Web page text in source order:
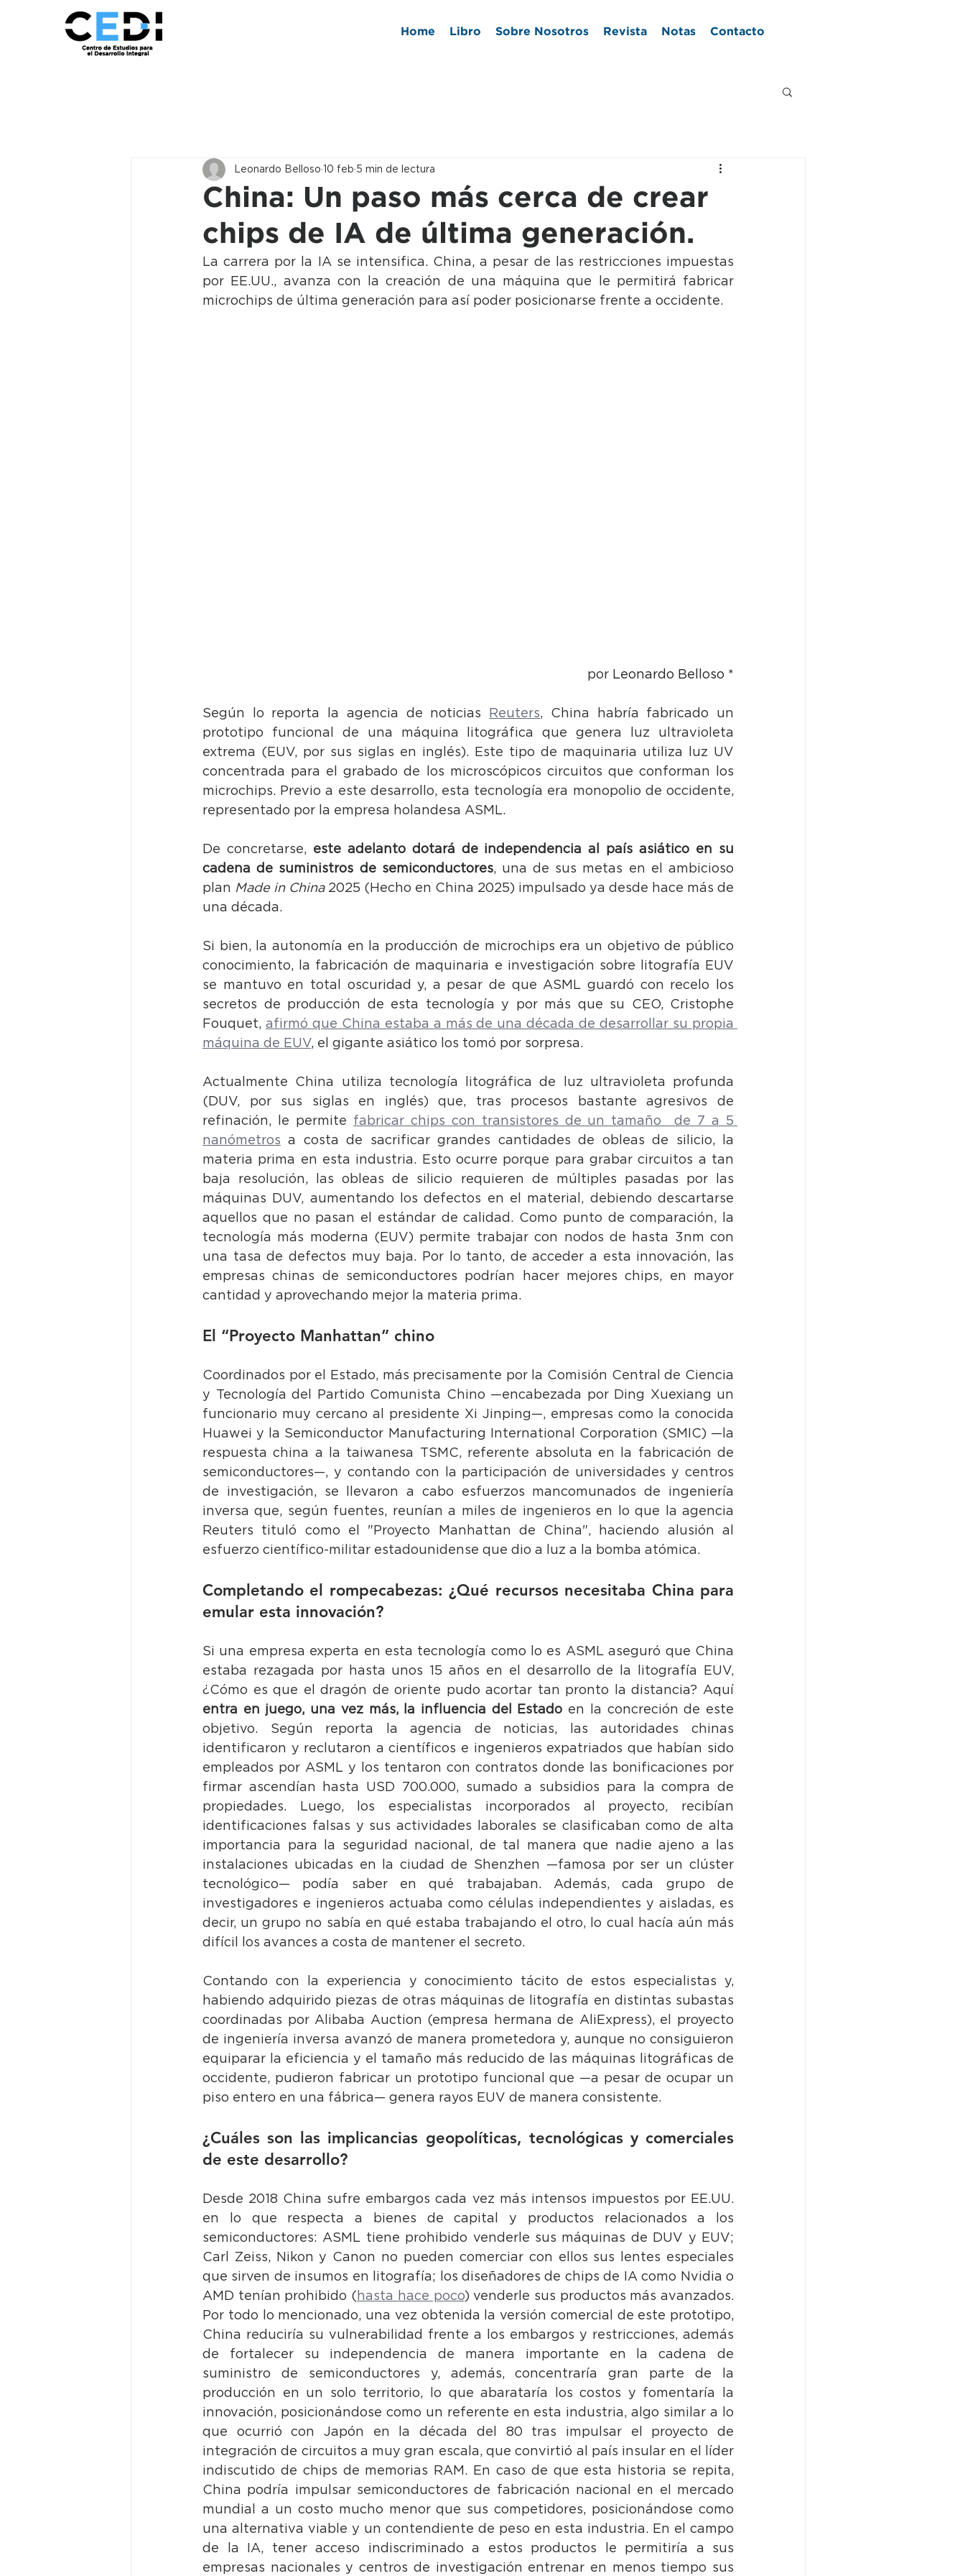
Home Libro Sobre Nosotros Revista Notas Contacto
China: Un paso más cerca de crear
chips de IA de última generación.
Leonardo Belloso 10 feb 5 min de lectura
La carrera por la IA se intensifica. China, a pesar de las restricciones impuestas
por EE.UU., avanza con la creación de una máquina que le permitirá fabricar
microchips de última generación para así poder posicionarse frente a occidente.
por Leonardo Belloso *
Según lo reporta la agencia de noticias Reuters, China habría fabricado un
prototipo funcional de una máquina litográfica que genera luz ultravioleta
extrema (EUV, por sus siglas en inglés). Este tipo de maquinaria utiliza luz UV
concentrada para el grabado de los microscópicos circuitos que conforman los
microchips. Previo a este desarrollo, esta tecnología era monopolio de occidente,
representado por la empresa holandesa ASML.
De concretarse, este adelanto dotará de independencia al país asiático en su
cadena de suministros de semiconductores, una de sus metas en el ambicioso
plan Made in China 2025 (Hecho en China 2025) impulsado ya desde hace más de
una década.
Si bien, la autonomía en la producción de microchips era un objetivo de público
conocimiento, la fabricación de maquinaria e investigación sobre litografía EUV
se mantuvo en total oscuridad y, a pesar de que ASML guardó con recelo los
secretos de producción de esta tecnología y por más que su CEO, Cristophe
Fouquet, afirmó que China estaba a más de una década de desarrollar su propia
máquina de EUV, el gigante asiático los tomó por sorpresa.
Actualmente China utiliza tecnología litográfica de luz ultravioleta profunda
(DUV, por sus siglas en inglés) que, tras procesos bastante agresivos de
refinación, le permite fabricar chips con transistores de un tamaño  de 7 a 5
nanómetros a costa de sacrificar grandes cantidades de obleas de silicio, la
materia prima en esta industria. Esto ocurre porque para grabar circuitos a tan
baja resolución, las obleas de silicio requieren de múltiples pasadas por las
máquinas DUV, aumentando los defectos en el material, debiendo descartarse
aquellos que no pasan el estándar de calidad. Como punto de comparación, la
tecnología más moderna (EUV) permite trabajar con nodos de hasta 3nm con
una tasa de defectos muy baja. Por lo tanto, de acceder a esta innovación, las
empresas chinas de semiconductores podrían hacer mejores chips, en mayor
cantidad y aprovechando mejor la materia prima.
El “Proyecto Manhattan” chino
Coordinados por el Estado, más precisamente por la Comisión Central de Ciencia
y Tecnología del Partido Comunista Chino —encabezada por Ding Xuexiang un
funcionario muy cercano al presidente Xi Jinping—, empresas como la conocida
Huawei y la Semiconductor Manufacturing International Corporation (SMIC) —la
respuesta china a la taiwanesa TSMC, referente absoluta en la fabricación de
semiconductores—, y contando con la participación de universidades y centros
de investigación, se llevaron a cabo esfuerzos mancomunados de ingeniería
inversa que, según fuentes, reunían a miles de ingenieros en lo que la agencia
Reuters tituló como el "Proyecto Manhattan de China", haciendo alusión al
esfuerzo científico-militar estadounidense que dio a luz a la bomba atómica.
Completando el rompecabezas: ¿Qué recursos necesitaba China para
emular esta innovación?
Si una empresa experta en esta tecnología como lo es ASML aseguró que China
estaba rezagada por hasta unos 15 años en el desarrollo de la litografía EUV,
entra en juego, una vez más, la influencia del Estado en la concreción de este
objetivo. Según reporta la agencia de noticias, las autoridades chinas
identificaron y reclutaron a científicos e ingenieros expatriados que habían sido
empleados por ASML y los tentaron con contratos donde las bonificaciones por
firmar ascendían hasta USD 700.000, sumado a subsidios para la compra de
propiedades. Luego, los especialistas incorporados al proyecto, recibían
identificaciones falsas y sus actividades laborales se clasificaban como de alta
importancia para la seguridad nacional, de tal manera que nadie ajeno a las
instalaciones ubicadas en la ciudad de Shenzhen —famosa por ser un clúster
tecnológico— podía saber en qué trabajaban. Además, cada grupo de
investigadores e ingenieros actuaba como células independientes y aisladas, es
decir, un grupo no sabía en qué estaba trabajando el otro, lo cual hacía aún más
difícil los avances a costa de mantener el secreto.
Contando con la experiencia y conocimiento tácito de estos especialistas y,
habiendo adquirido piezas de otras máquinas de litografía en distintas subastas
coordinadas por Alibaba Auction (empresa hermana de AliExpress), el proyecto
de ingeniería inversa avanzó de manera prometedora y, aunque no consiguieron
equiparar la eficiencia y el tamaño más reducido de las máquinas litográficas de
occidente, pudieron fabricar un prototipo funcional que —a pesar de ocupar un
piso entero en una fábrica— genera rayos EUV de manera consistente.
¿Cuáles son las implicancias geopolíticas, tecnológicas y comerciales
de este desarrollo?
Desde 2018 China sufre embargos cada vez más intensos impuestos por EE.UU.
en lo que respecta a bienes de capital y productos relacionados a los
semiconductores: ASML tiene prohibido venderle sus máquinas de DUV y EUV;
Carl Zeiss, Nikon y Canon no pueden comerciar con ellos sus lentes especiales
que sirven de insumos en litografía; los diseñadores de chips de IA como Nvidia o
AMD tenían prohibido ( hasta hace poco) venderle sus productos más avanzados.
Por todo lo mencionado, una vez obtenida la versión comercial de este prototipo,
China reduciría su vulnerabilidad frente a los embargos y restricciones, además
de fortalecer su independencia de manera importante en la cadena de
suministro de semiconductores y, además, concentraría gran parte de la
producción en un solo territorio, lo que abarataría los costos y fomentaría la
innovación, posicionándose como un referente en esta industria, algo similar a lo
que ocurrió con Japón en la década del 80 tras impulsar el proyecto de
integración de circuitos a muy gran escala, que convirtió al país insular en el líder
indiscutido de chips de memorias RAM. En caso de que esta historia se repita,
China podría impulsar semiconductores de fabricación nacional en el mercado
mundial a un costo mucho menor que sus competidores, posicionándose como
una alternativa viable y un contendiente de peso en esta industria. En el campo
de la IA, tener acceso indiscriminado a estos productos le permitiría a sus
empresas nacionales y centros de investigación entrenar en menos tiempo sus